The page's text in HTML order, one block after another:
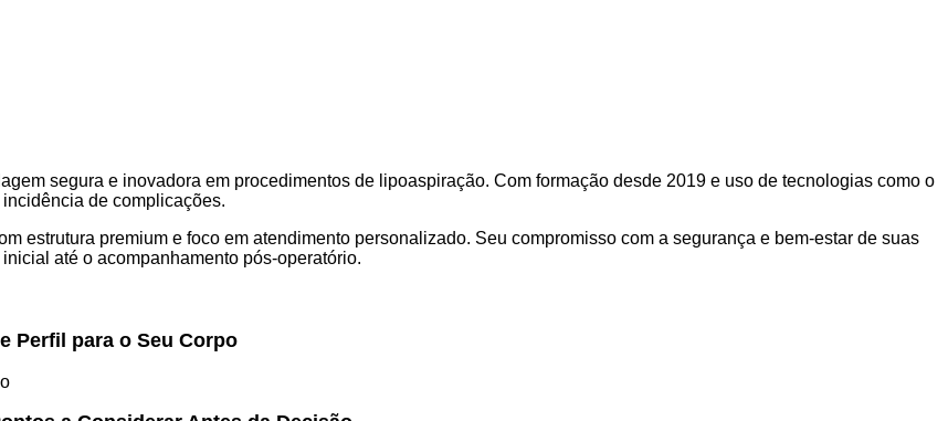
segura e inovadora em procedimentos de lipoaspiração. Com formação desde 2019 e uso de tecnologias como o
de complicações.
estrutura premium e foco em atendimento personalizado. Seu compromisso com a segurança e bem-estar de suas
até o acompanhamento pós-operatório.
Perfil para o Seu Corpo